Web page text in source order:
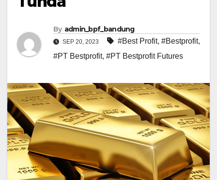
By admin_bpf_bandung
SEP 20, 2023 #Best Profit, #Bestprofit,
#PT Bestprofit, #PT Bestprofit Futures